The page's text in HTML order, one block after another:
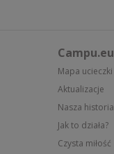
Campu.eu
Mapa ucieczki
Aktualizacje
Nasza historia
Jak to działa?
Czysta miłość